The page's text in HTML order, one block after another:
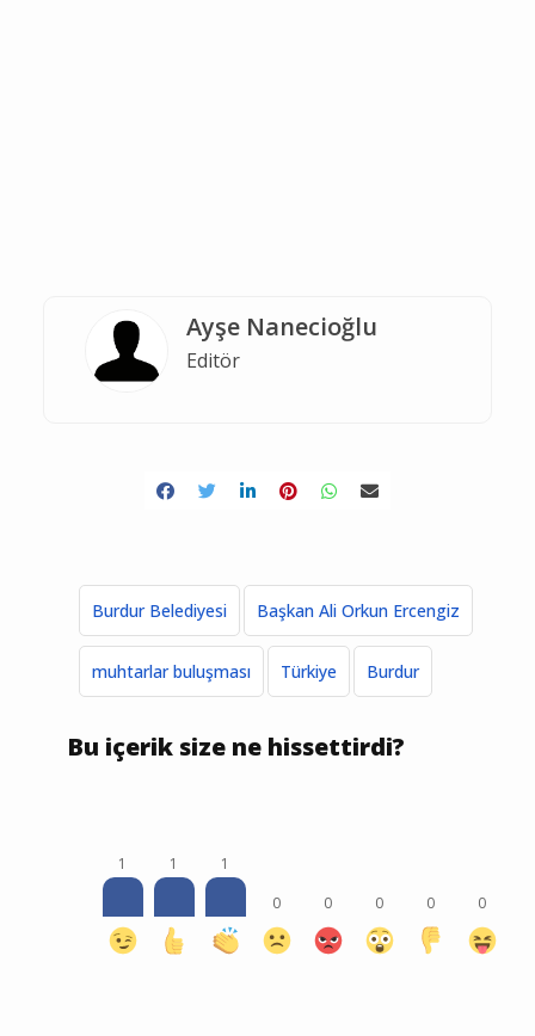
Ayşe Nanecioğlu
Editör
Burdur Belediyesi Başkan Ali Orkun Ercengiz
muhtarlar buluşması Türkiye Burdur
Bu içerik size ne hissettirdi?
1 1
1
0
0 0 0 0